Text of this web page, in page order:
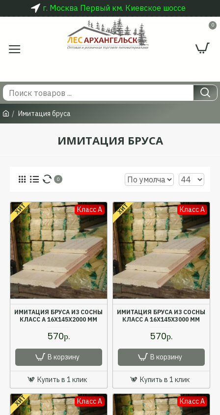
г. Москва Первый км. Киевское шоссе
0
Имитация бруса
ИМИТАЦИЯ БРУСА
0
ХИТ Класс A
ИМИТАЦИЯ БРУСА ИЗ СОСНЫ
КЛАСС А 16X145X2000 ММ
570р.
В корзину
Купить в 1 клик
ХИТ Класс A
ИМИТАЦИЯ БРУСА ИЗ СОСНЫ
КЛАСС А 16X145X3000 ММ
570р.
В корзину
Купить в 1 клик
ХИТ Класс A Класс A